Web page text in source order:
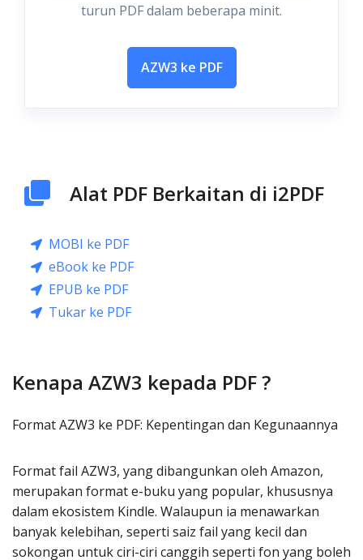
turun PDF dalam beberapa minit.
AZW3 ke PDF
Alat PDF Berkaitan di i2PDF
MOBI ke PDF
eBook ke PDF
EPUB ke PDF
Tukar ke PDF
Kenapa AZW3 kepada PDF ?
Format AZW3 ke PDF: Kepentingan dan Kegunaannya
Format fail AZW3, yang dibangunkan oleh Amazon,
merupakan format e-buku yang popular, khususnya
dalam ekosistem Kindle. Walaupun ia menawarkan
banyak kelebihan, seperti saiz fail yang kecil dan
sokongan untuk ciri-ciri canggih seperti fon yang boleh